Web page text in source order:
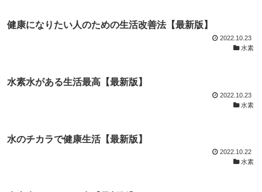
健康になりたい人のための生活改善法【最新版】
2022.10.23
水素
水素水がある生活最高【最新版】
2022.10.23
水素
水のチカラで健康生活【最新版】
2022.10.22
水素